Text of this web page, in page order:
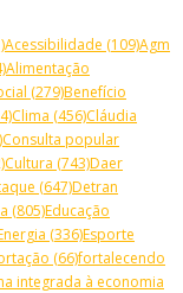
Acessibilidade (109)Agm
Alimentação
(279)Benefício
Clima (456)Cláudia
Consulta popular
Cultura (743)Daer
(647)Detran
(805)Educação
(336)Esporte
(66)fortalecendo
integrada à economia